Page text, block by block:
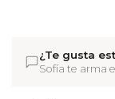
¿Te gusta
Sofía te arma